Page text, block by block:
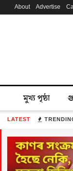
LATEST
About Advertise
মুখ্য পৃষ্ঠা